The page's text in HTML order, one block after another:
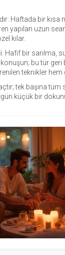
Haftada bir kısa
yapılan uzun
kılar.
Hafif bir sarılma,
bu tür
teknikler hem
tek başına tüm
küçük bir